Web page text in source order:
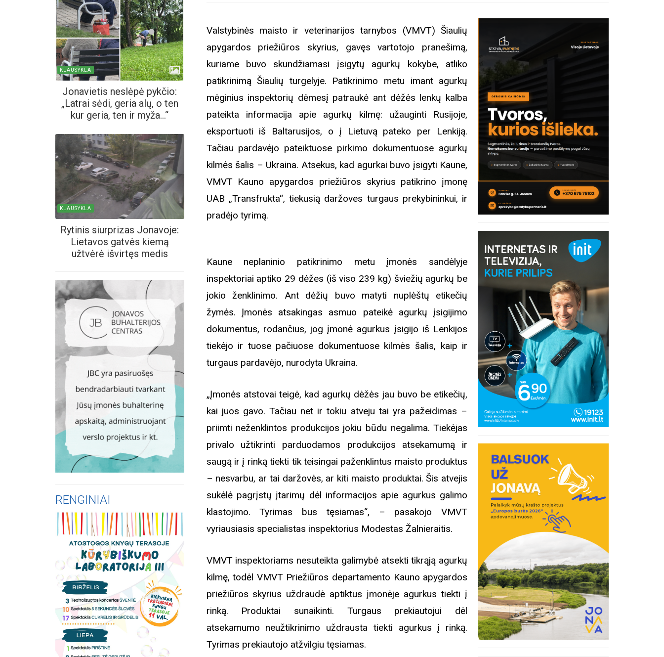
KLAUSYKLA
Jonavietis neslėpė pykčio:
„Latrai sėdi, geria alų, o ten
kur geria, ten ir myža...“
KLAUSYKLA
Rytinis siurprizas Jonavoje:
Lietavos gatvės kiemą
užtvėrė išvirtęs medis
RENGINIAI
Valstybinės maisto ir veterinarijos tarnybos (VMVT) Šiaulių
apygardos priežiūros skyrius, gavęs vartotojo pranešimą,
kuriame buvo skundžiamasi įsigytų agurkų kokybe, atliko
patikrinimą Šiaulių turgelyje. Patikrinimo metu imant agurkų
mėginius inspektorių dėmesį patraukė ant dėžės lenkų kalba
pateikta informacija apie agurkų kilmę: užauginti Rusijoje,
eksportuoti iš Baltarusijos, o į Lietuvą pateko per Lenkiją.
Tačiau pardavėjo pateiktuose pirkimo dokumentuose agurkų
kilmės šalis – Ukraina. Atsekus, kad agurkai buvo įsigyti Kaune,
VMVT Kauno apygardos priežiūros skyrius patikrino įmonę
UAB „Transfrukta“, tiekusią daržoves turgaus prekybininkui, ir
pradėjo tyrimą.
Kaune neplaninio patikrinimo metu įmonės sandėlyje
inspektoriai aptiko 29 dėžes (iš viso 239 kg) šviežių agurkų be
jokio ženklinimo. Ant dėžių buvo matyti nuplėštų etikečių
žymės. Įmonės atsakingas asmuo pateikė agurkų įsigijimo
dokumentus, rodančius, jog įmonė agurkus įsigijo iš Lenkijos
tiekėjo ir tuose pačiuose dokumentuose kilmės šalis, kaip ir
turgaus pardavėjo, nurodyta Ukraina.
„Įmonės atstovai teigė, kad agurkų dėžės jau buvo be etikečių,
kai juos gavo. Tačiau net ir tokiu atveju tai yra pažeidimas –
priimti neženklintos produkcijos jokiu būdu negalima. Tiekėjas
privalo užtikrinti parduodamos produkcijos atsekamumą ir
saugą ir į rinką tiekti tik teisingai paženklintus maisto produktus
– nesvarbu, ar tai daržovės, ar kiti maisto produktai. Šis atvejis
sukėlė pagrįstų įtarimų dėl informacijos apie agurkus galimo
klastojimo. Tyrimas bus tęsiamas“, – pasakojo VMVT
vyriausiasis specialistas inspektorius Modestas Žalnieraitis.
VMVT inspektoriams nesuteikta galimybė atsekti tikrąją agurkų
kilmę, todėl VMVT Priežiūros departamento Kauno apygardos
priežiūros skyrius uždraudė aptiktus įmonėje agurkus tiekti į
rinką. Produktai sunaikinti. Turgaus prekiautojui dėl
atsekamumo neužtikrinimo uždrausta tiekti agurkus į rinką.
Tyrimas prekiautojo atžvilgiu tęsiamas.